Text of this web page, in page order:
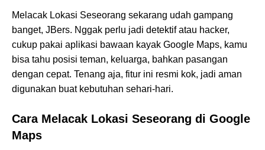
Melacak Lokasi Seseorang sekarang udah gampang
banget, JBers. Nggak perlu jadi detektif atau hacker,
cukup pakai aplikasi bawaan kayak Google Maps, kamu
bisa tahu posisi teman, keluarga, bahkan pasangan
dengan cepat. Tenang aja, fitur ini resmi kok, jadi aman
digunakan buat kebutuhan sehari-hari.
Cara Melacak Lokasi Seseorang di Google
Maps